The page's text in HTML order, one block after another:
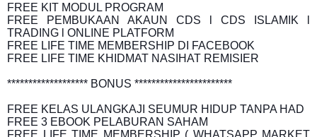
FREE KIT MODUL PROGRAM
FREE PEMBUKAAN AKAUN CDS l CDS ISLAMIK l
TRADING l ONLINE PLATFORM
FREE LIFE TIME MEMBERSHIP DI FACEBOOK
FREE LIFE TIME KHIDMAT NASIHAT REMISIER
******************* BONUS ***********************
FREE KELAS ULANGKAJI SEUMUR HIDUP TANPA HAD
FREE 3 EBOOK PELABURAN SAHAM
FREE LIFE TIME MEMBERSHIP ( WHATSAPP MARKET